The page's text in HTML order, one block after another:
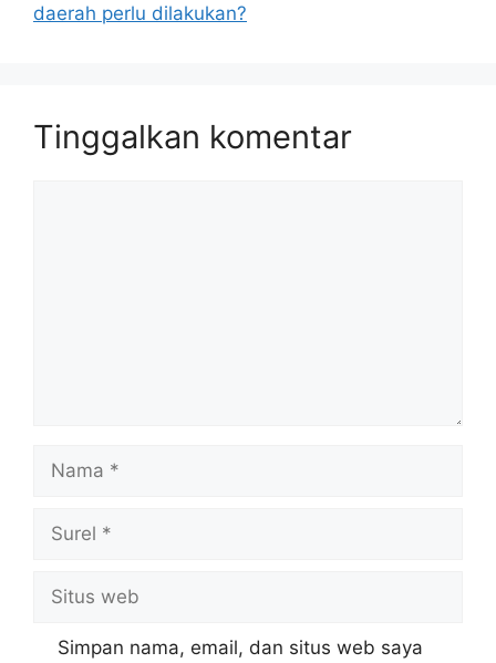
daerah perlu dilakukan?
Tinggalkan komentar
web
Simpan nama, email, dan situs web saya